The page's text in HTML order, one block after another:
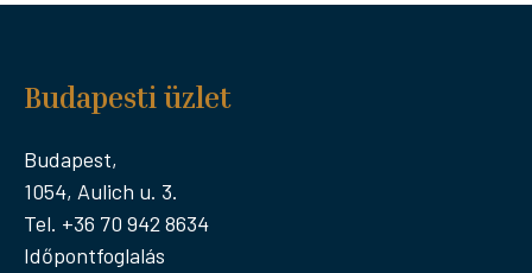
Budapesti üzlet
Budapest,
1054, Aulich u. 3.
Tel. +36 70 942 8634
Időpontfoglalás